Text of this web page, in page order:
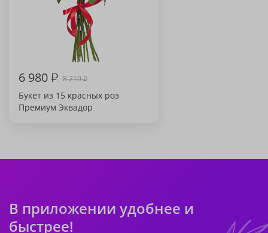
6 980₽ 8 210₽
Букет из 15 красных роз
Премиум Эквадор
В приложении удобнее и
быстрее!